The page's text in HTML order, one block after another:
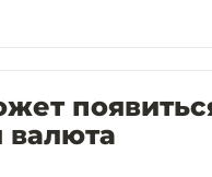
валюта